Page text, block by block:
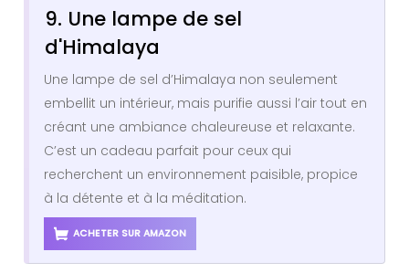
9. Une lampe de sel
d'Himalaya
Une lampe de sel d’Himalaya non seulement
embellit un intérieur, mais purifie aussi l’air tout en
créant une ambiance chaleureuse et relaxante.
C’est un cadeau parfait pour ceux qui
recherchent un environnement paisible, propice
à la détente et à la méditation.
ACHETER SUR AMAZON